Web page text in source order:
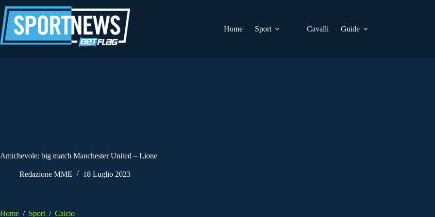
al
contenuto
Home
Sport Cavalli Guide
Amichevole: big match Manchester United – Lione
Redazione MME 18 Luglio 2023
Home / Sport / Calcio